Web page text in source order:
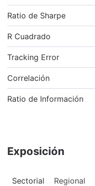
Ratio de Sharpe
R Cuadrado
Tracking Error
Correlación
Ratio de Información
Exposición
Sectorial Regional